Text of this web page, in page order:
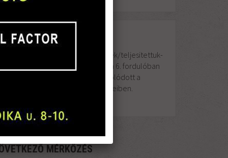
2017
https://vacfc.com/hirek/teljesitettuk-
a-kotelezot/ Tegnap a 6. fordulóban
csapatunk is bekapcsolódott a
Magyar Kupa küzdelmeiben.
MÉRKŐZÉS